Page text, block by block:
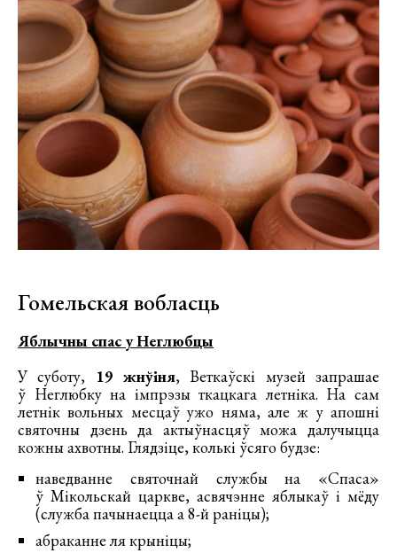
Гомельская вобласць
Яблычны спас у Неглюбцы
У суботу,
19 жнўіня, Веткаўскі музей запрашае
ў Неглюбку на імпрэзы ткацкага летніка. На сам
летнік вольных месцаў ужо няма, але ж у апошні
святочны дзень да актыўнасцяў можа далучыцца
кожны ахвотны. Глядзіце, колькі ўсяго будзе:
наведванне святочнай службы на «Спаса»
ў Мікольскай царкве, асвячэнне яблыкаў і мёду
(служба пачынаецца а 8-й раніцы);
абраканне ля крыніцы;